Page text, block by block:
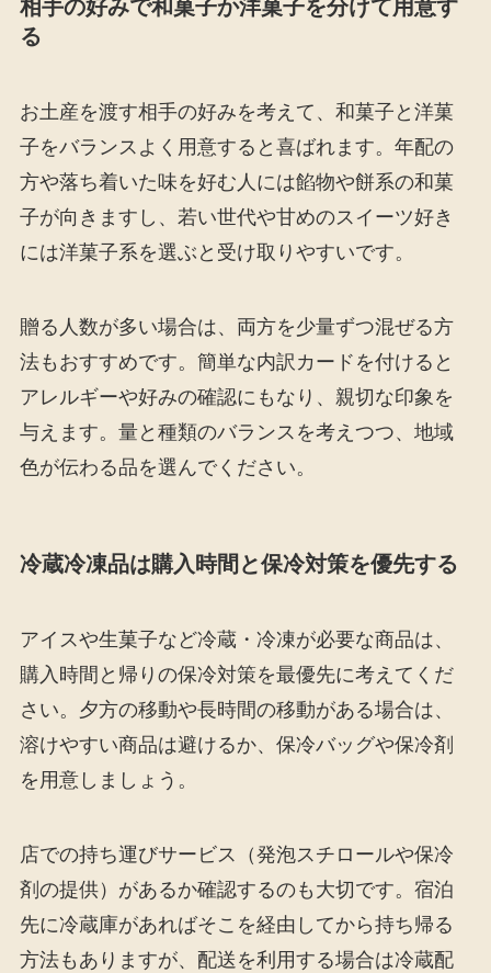
相手の好みで和菓子か洋菓子を分けて用意す
る
お土産を渡す相手の好みを考えて、和菓子と洋菓
子をバランスよく用意すると喜ばれます。年配の
方や落ち着いた味を好む人には餡物や餅系の和菓
子が向きますし、若い世代や甘めのスイーツ好き
には洋菓子系を選ぶと受け取りやすいです。
贈る人数が多い場合は、両方を少量ずつ混ぜる方
法もおすすめです。簡単な内訳カードを付けると
アレルギーや好みの確認にもなり、親切な印象を
与えます。量と種類のバランスを考えつつ、地域
色が伝わる品を選んでください。
冷蔵冷凍品は購入時間と保冷対策を優先する
アイスや生菓子など冷蔵・冷凍が必要な商品は、
購入時間と帰りの保冷対策を最優先に考えてくだ
さい。夕方の移動や長時間の移動がある場合は、
溶けやすい商品は避けるか、保冷バッグや保冷剤
を用意しましょう。
店での持ち運びサービス（発泡スチロールや保冷
剤の提供）があるか確認するのも大切です。宿泊
先に冷蔵庫があればそこを経由してから持ち帰る
方法もありますが、配送を利用する場合は冷蔵配